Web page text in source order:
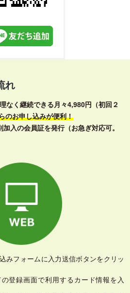
れ
なく継続できる月々4,980円（初回２
のお申し込みが便利！
加入の会員証を発行（お急ぎ対応可。
みフォームに入力送信ボタンをクリッ
登録画面で利用するカード情報を入